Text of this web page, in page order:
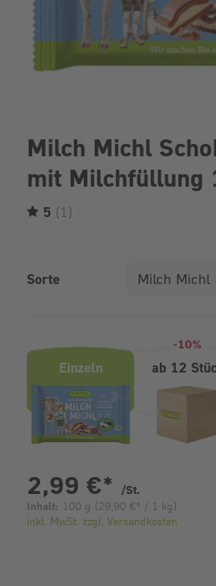
Milch Michl
mit Milchfüllung
5 (1)
Sorte
Einzeln
-10%
ab 12
2,99 €* /St.
Inhalt: 100 g ( 29,90 € * / 1 kg)
inkl. MwSt. zzgl. Versandkosten